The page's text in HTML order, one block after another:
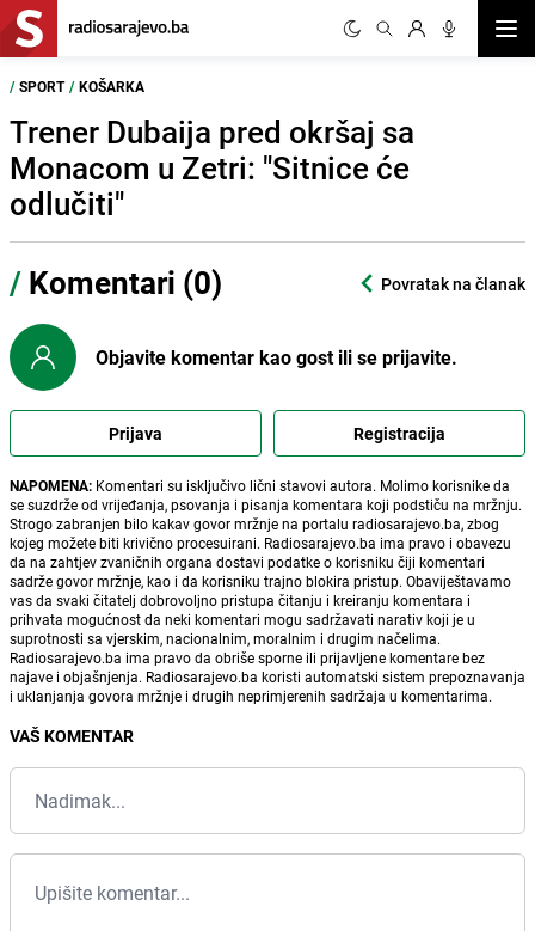
/ SPORT / KOŠARKA
Trener Dubaija pred okršaj sa
Monacom u Zetri: "Sitnice će
odlučiti"
/ Komentari (0) Povratak na članak
Objavite komentar kao gost ili se prijavite.
Prijava Registracija
NAPOMENA: Komentari su isključivo lični stavovi autora. Molimo korisnike da
se suzdrže od vrijeđanja, psovanja i pisanja komentara koji podstiču na mržnju.
Strogo zabranjen bilo kakav govor mržnje na portalu radiosarajevo.ba, zbog
kojeg možete biti krivično procesuirani. Radiosarajevo.ba ima pravo i obavezu
da na zahtjev zvaničnih organa dostavi podatke o korisniku čiji komentari
sadrže govor mržnje, kao i da korisniku trajno blokira pristup. Obaviještavamo
vas da svaki čitatelj dobrovoljno pristupa čitanju i kreiranju komentara i
prihvata mogućnost da neki komentari mogu sadržavati narativ koji je u
suprotnosti sa vjerskim, nacionalnim, moralnim i drugim načelima.
Radiosarajevo.ba ima pravo da obriše sporne ili prijavljene komentare bez
najave i objašnjenja. Radiosarajevo.ba koristi automatski sistem prepoznavanja
i uklanjanja govora mržnje i drugih neprimjerenih sadržaja u komentarima.
VAŠ KOMENTAR